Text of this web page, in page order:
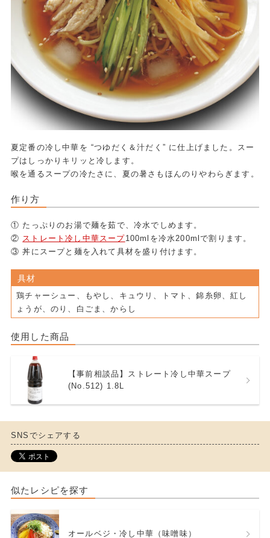
夏定番の冷し中華を “つゆだく＆汁だく” に仕上げました。スー
プはしっかりキリッと冷します。
喉を通るスープの冷たさに、夏の暑さもほんのりやわらぎます。
作り方
① たっぷりのお湯で麺を茹で、冷水でしめます。
② ストレート冷し中華スープ100mlを冷水200mlで割ります。
③ 丼にスープと麺を入れて具材を盛り付けます。
具材
鶏チャーシュー、もやし、キュウリ、トマト、錦糸卵、紅し
ょうが、のり、白ごま、からし
使用した商品
【事前相談品】ストレート冷し中華スープ
(No.512) 1.8L
SNSでシェアする
似たレシピを探す
オールベジ・冷し中華（味噌味）